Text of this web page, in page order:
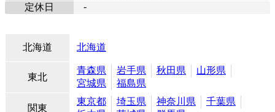
定休日
-
北海道 北海道
東北
青森県 岩手県 秋田県
山形県
宮城県
福島県
関東
東京都 埼玉県 神奈川県
千葉県